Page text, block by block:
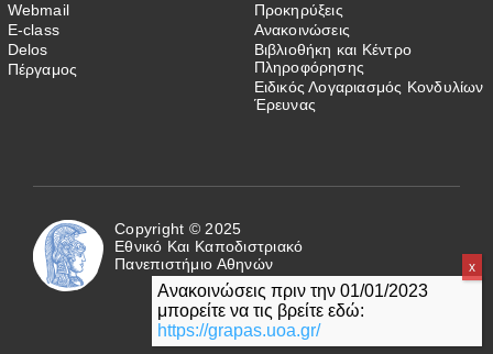
Webmail
E-class
Delos
Πέργαμος
Προκηρύξεις
Ανακοινώσεις
Βιβλιοθήκη και Κέντρο
Πληροφόρησης
Ειδικός Λογαριασμός Κονδυλίων
Έρευνας
Copyright © 2025
Εθνικό Και Καποδιστριακό
Πανεπιστήμιο Αθηνών
Ανακοινώσεις πριν την 01/01/2023
μπορείτε να τις βρείτε εδώ:
https://grapas.uoa.gr/